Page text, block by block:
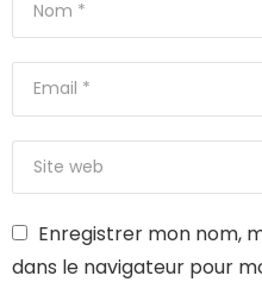
Enregistrer mon nom,
dans le navigateur pour